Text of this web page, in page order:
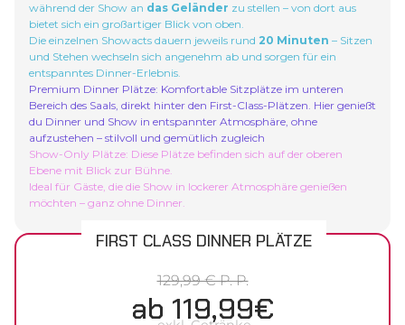
während der Show an das Geländer zu stellen – von dort aus
bietet sich ein großartiger Blick von oben.
Die einzelnen Showacts dauern jeweils rund 20 Minuten – Sitzen
und Stehen wechseln sich angenehm ab und sorgen für ein
entspanntes Dinner-Erlebnis.
Premium Dinner Plätze: Komfortable Sitzplätze im unteren
Bereich des Saals, direkt hinter den First-Class-Plätzen. Hier genießt
du Dinner und Show in entspannter Atmosphäre, ohne
aufzustehen – stilvoll und gemütlich zugleich
Show-Only Plätze: Diese Plätze befinden sich auf der oberen
Ebene mit Blick zur Bühne.
Ideal für Gäste, die die Show in lockerer Atmosphäre genießen
möchten – ganz ohne Dinner.
FIRST CLASS DINNER PLÄTZE
129,99 € P. P.
ab 119,99€